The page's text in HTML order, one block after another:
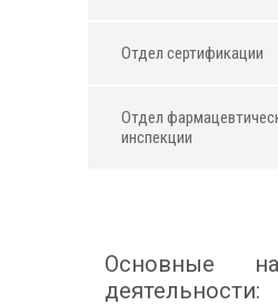
Отдел сертификации
Отдел
инспекции
Основные
деятельности: